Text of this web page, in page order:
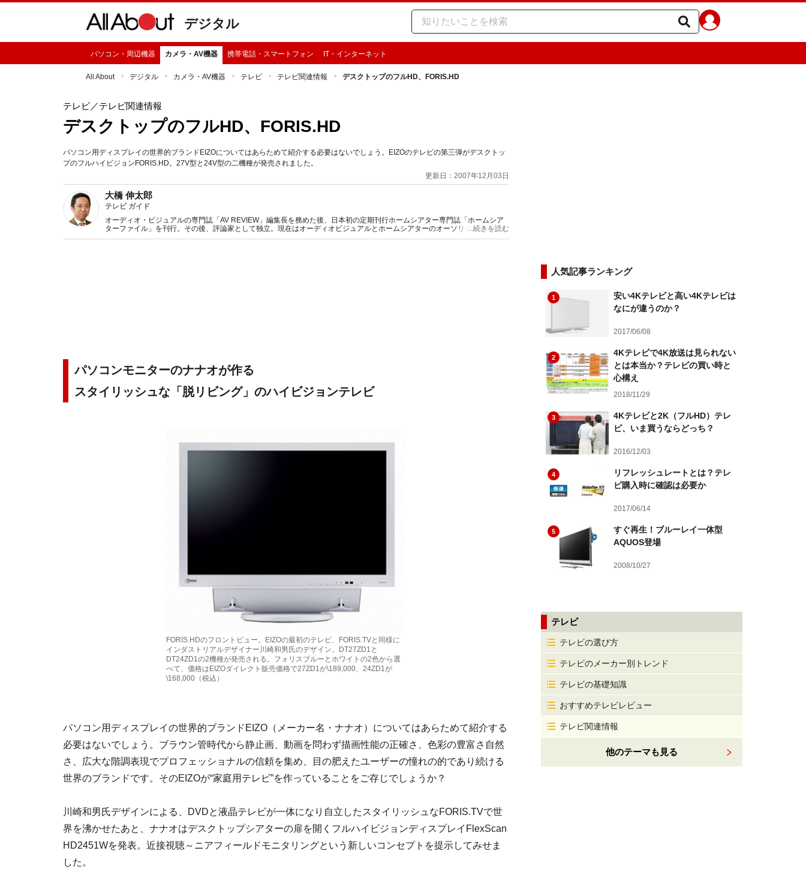
デジタル
パソコン・周辺機器 カメラ・AV機器 携帯電話・スマートフォン IT・インターネット
All About デジタル カメラ・AV機器 テレビ テレビ関連情報 デスクトップのフルHD、FORIS.HD
テレビ／テレビ関連情報
デスクトップのフルHD、FORIS.HD
パソコン用ディスプレイの世界的ブランドEIZOについてはあらためて紹介する必要はないでしょう。EIZOのテレビの第三弾がデスクトッ
プのフルハイビジョンFORIS.HD。27V型と24V型の二機種が発売されました。
更新日：2007年12月03日
大橋 伸太郎
テレビ ガイド
オーディオ・ビジュアルの専門誌「AV REVIEW」編集長を務めた後、日本初の定期刊行ホームシアター専門誌「ホームシア
ターファイル」を刊行。その後、評論家として独立。現在はオーディオビジュアルとホームシアターのオーソリティとして活
躍中。講演や全国系新聞での執筆やテレビ出演なども多い。
...続きを読む
パソコンモニターのナナオが作る
スタイリッシュな「脱リビング」のハイビジョンテレビ
FORIS.HDのフロントビュー。EIZOの最初のテレビ、FORIS.TVと同様に
インダストリアルデザイナー川崎和男氏のデザイン。DT27ZD1と
DT24ZD1の2機種が発売される。フォリスブルーとホワイトの2色から選
べて、価格はEIZOダイレクト販売価格で27ZD1が\189,000、24ZD1が
\168,000（税込）
パソコン用ディスプレイの世界的ブランドEIZO（メーカー名・ナナオ）についてはあらためて紹介する
必要はないでしょう。ブラウン管時代から静止画、動画を問わず描画性能の正確さ、色彩の豊富さ自然
さ、広大な階調表現でプロフェッショナルの信頼を集め、目の肥えたユーザーの憧れの的であり続ける
世界のブランドです。そのEIZOが“家庭用テレビ”を作っていることをご存じでしょうか？
川崎和男氏デザインによる、DVDと液晶テレビが一体になり自立したスタイリッシュなFORIS.TVで世
界を沸かせたあと、ナナオはデスクトップシアターの扉を開くフルハイビジョンディスプレイFlexScan
HD2451Wを発表。近接視聴～ニアフィールドモニタリングという新しいコンセプトを提示してみせま
した。
人気記事ランキング
1
安い4Kテレビと高い4Kテレビは
なにが違うのか？
2017/06/08
2
4Kテレビで4K放送は見られない
とは本当か？テレビの買い時と
心構え
2018/11/29
3
4Kテレビと2K（フルHD）テレ
ビ、いま買うならどっち？
2016/12/03
4
リフレッシュレートとは？テレ
ビ購入時に確認は必要か
2017/06/14
5
すぐ再生！ブルーレイ一体型
AQUOS登場
2008/10/27
テレビ
テレビの選び方
テレビのメーカー別トレンド
テレビの基礎知識
おすすめテレビレビュー
テレビ関連情報
他のテーマも見る